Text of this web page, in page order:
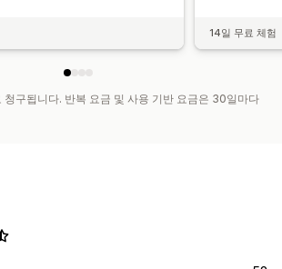
14일 무료 체험
청구됩니다. 반복 요금 및 사용 기반 요금은 30일마다